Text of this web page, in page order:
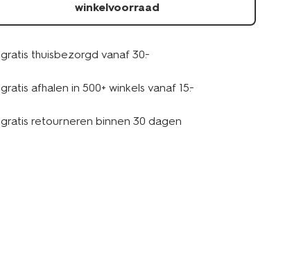
winkelvoorraad
gratis thuisbezorgd vanaf 30.-
gratis afhalen in 500+ winkels vanaf 15.-
gratis retourneren binnen 30 dagen